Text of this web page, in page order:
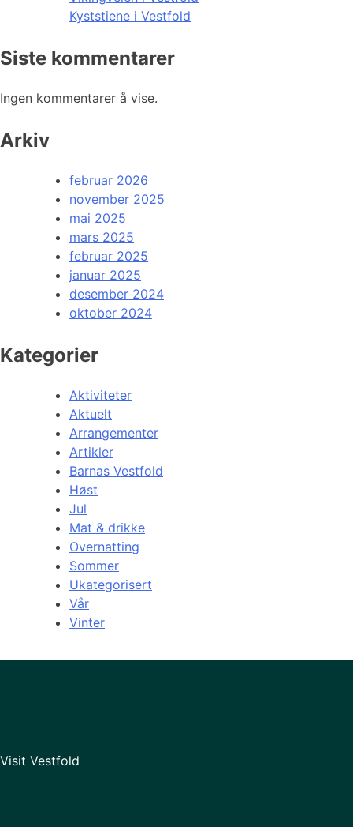
Kyststiene i Vestfold
Siste kommentarer
Ingen kommentarer å vise.
Arkiv
februar 2026
november 2025
mai 2025
mars 2025
februar 2025
januar 2025
desember 2024
oktober 2024
Kategorier
Aktiviteter
Aktuelt
Arrangementer
Artikler
Barnas Vestfold
Høst
Jul
Mat & drikke
Overnatting
Sommer
Ukategorisert
Vår
Vinter
Visit Vestfold